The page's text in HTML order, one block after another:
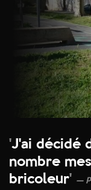
'J'ai décidé
nombre
bricoleur'